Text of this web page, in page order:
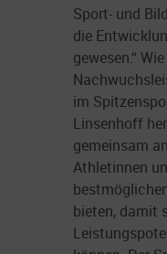
Sport- und
die
gewesen.“
im
Linsenhoff
gemeinsam
Athletinnen
bieten, damit